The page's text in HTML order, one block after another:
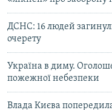
ДСНС: 16 людей
очерету
Україна в диму.
пожежної небезпеки
Влада Києва